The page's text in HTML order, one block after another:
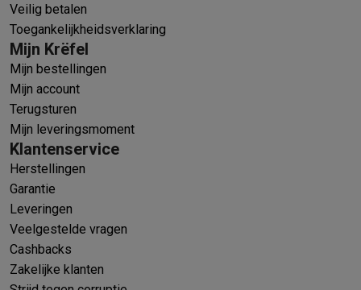
Veilig betalen
Toegankelijkheidsverklaring
Mijn Krëfel
Mijn bestellingen
Mijn account
Terugsturen
Mijn leveringsmoment
Klantenservice
Herstellingen
Garantie
Leveringen
Veelgestelde vragen
Cashbacks
Zakelijke klanten